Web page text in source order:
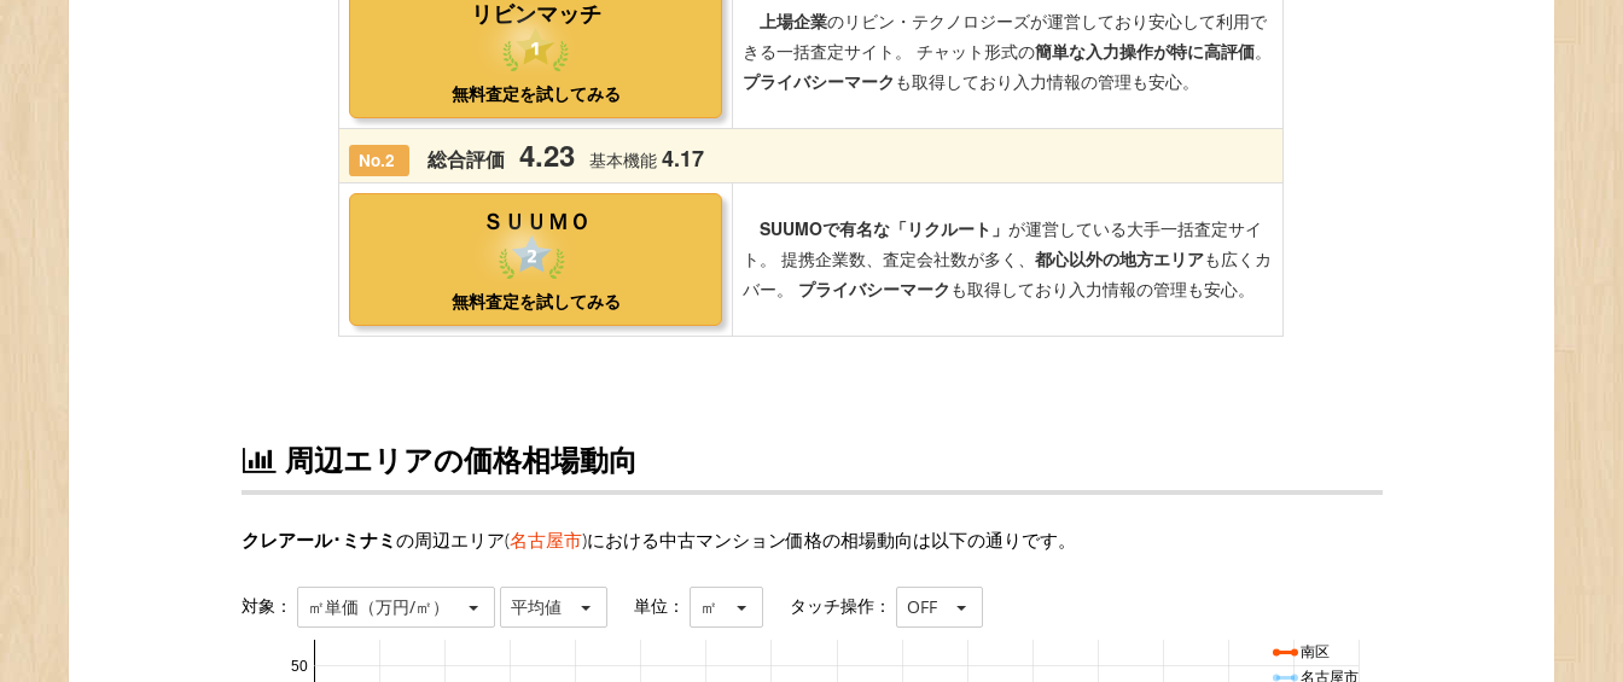
周辺エリアの価格相場動向
クレアール･ミナミ の周辺エリア(名古屋市)における中古マンション価格の相場動向は以下の通りです。
対象： ㎡単価（万円/㎡） 平均値 単位： ㎡ タッチ操作： OFF
50
南区
名古屋市